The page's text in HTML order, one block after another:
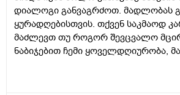
დიალოგი განვაგრძოთ. მადლობას
ყურადღებისთვის. თქვენ საკმაოდ
მაძლევთ თუ როგორ შევცვალო
ნაბიჯებით ჩემი ყოველდღიურობა,
სულაც არაა დეპრესია და